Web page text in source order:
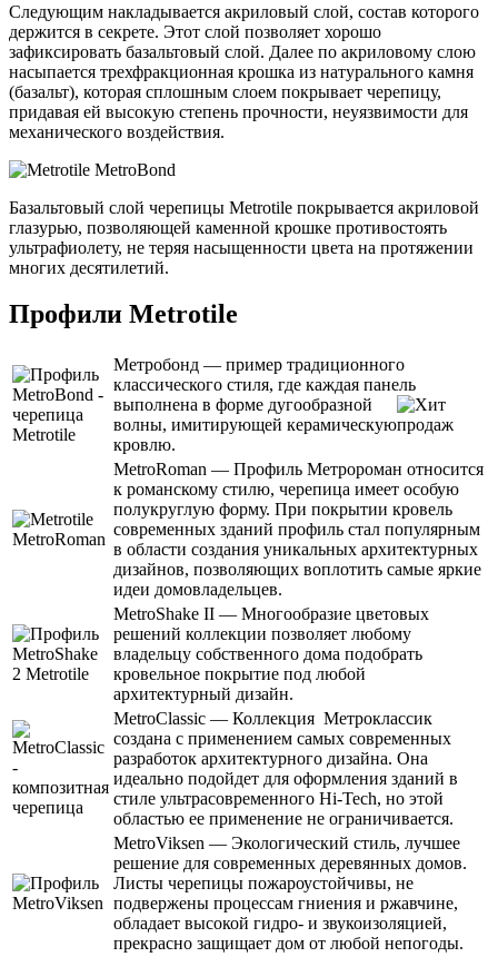
Следующим накладывается акриловый слой, состав которого
держится в секрете. Этот слой позволяет хорошо
зафиксировать базальтовый слой. Далее по акриловому слою
насыпается трехфракционная крошка из натурального камня
(базальт), которая сплошным слоем покрывает черепицу,
придавая ей высокую степень прочности, неуязвимости для
механического воздействия.
Базальтовый слой черепицы Metrotile покрывается акриловой
глазурью, позволяющей каменной крошке противостоять
ультрафиолету, не теряя насыщенности цвета на протяжении
многих десятилетий.
Профили Metrotile
Метробонд — пример традиционного
классического стиля, где каждая панель
выполнена в форме дугообразной
волны, имитирующей керамическую
кровлю.
MetroRoman — Профиль Метророман относится
к романскому стилю, черепица имеет особую
полукруглую форму. При покрытии кровель
современных зданий профиль стал популярным
в области создания уникальных архитектурных
дизайнов, позволяющих воплотить самые яркие
идеи домовладельцев.
MetroShake II — Многообразие цветовых
решений коллекции позволяет любому
владельцу собственного дома подобрать
кровельное покрытие под любой
архитектурный дизайн.
MetroClassic — Коллекция Метроклассик
создана с применением самых современных
разработок архитектурного дизайна. Она
идеально подойдет для оформления зданий в
стиле ультрасовременного Hi-Tech, но этой
областью ее применение не ограничивается.
MetroViksen — Экологический стиль, лучшее
решение для современных деревянных домов.
Листы черепицы пожароустойчивы, не
подвержены процессам гниения и ржавчине,
обладает высокой гидро- и звукоизоляцией,
прекрасно защищает дом от любой непогоды.